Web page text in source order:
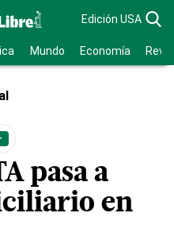
Edición USA
Mundo Economía
pasa a
en